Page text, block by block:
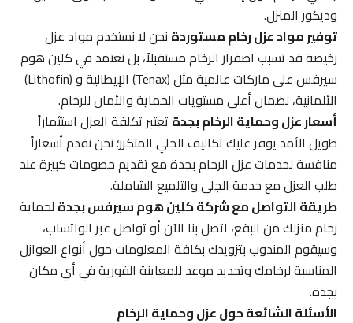
وديكور المنزل.
توفير مواد عزل رخام مستوردةنحن لا نستخدم مواد عزل
رخيصة قد تسبب اصفرار الرخام مستقبلاً، بل نعتمد في كلين هوم
سيرفس على ماركات عالمية مثل (Tenax) الإيطالية و (Lithofin)
الألمانية، لضمان أعلى مستويات الحماية والأمان للرخام.
أسعار عزل وحماية الرخام بجدةتعتبر تكلفة العزل استثماراً
طويل الأمد يوفر عليك تكاليف الجلي المتكرر؛ نحن نقدم أسعاراً
منافسة لخدمات عزل الرخام بجدة مع تقديم خصومات كبيرة عند
طلب العزل مع خدمة الجلي والتلميع الشاملة.
طريقة التواصل مع شركة كلين هوم سيرفس بجدةلحماية
رخام منزلك من البقع، اتصل بنا الآن أو تواصل عبر الواتساب،
وسيقوم المندوب بتزويدك بكافة المعلومات حول أنواع العوازل
المناسبة لرخامك وتحديد موعد للمعاينة الفورية في أي مكان
بجدة.
الأسئلة الشائعة حول عزل وحماية الرخام